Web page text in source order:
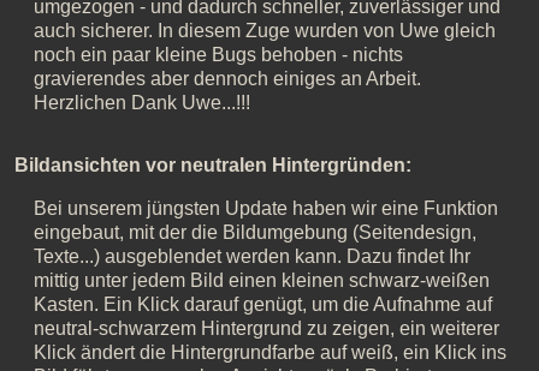
umgezogen - und dadurch schneller, zuverlässiger und
auch sicherer. In diesem Zuge wurden von Uwe gleich
noch ein paar kleine Bugs behoben - nichts
gravierendes aber dennoch einiges an Arbeit.
Herzlichen Dank Uwe...!!!
Bildansichten vor neutralen Hintergründen:
Bei unserem jüngsten Update haben wir eine Funktion
eingebaut, mit der die Bildumgebung (Seitendesign,
Texte...) ausgeblendet werden kann. Dazu findet Ihr
mittig unter jedem Bild einen kleinen schwarz-weißen
Kasten. Ein Klick darauf genügt, um die Aufnahme auf
neutral-schwarzem Hintergrund zu zeigen, ein weiterer
Klick ändert die Hintergrundfarbe auf weiß, ein Klick ins